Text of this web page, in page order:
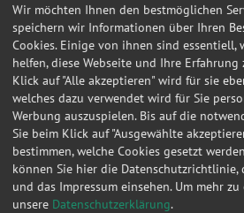
Wir möchten Ihnen den bestmöglichen
speichern wir Informationen über Ihren
Cookies. Einige von ihnen sind essentiell,
helfen, diese Webseite und Ihre Erfahrung
Klick auf "Alle akzeptieren" wird für sie
welches dazu verwendet wird für Sie
Werbung auszuspielen. Bis auf die
Sie beim Klick auf "Ausgewählte
bestimmen, welche Cookies gesetzt
können Sie hier die
und das Impressum einsehen. Um mehr
unsere Datenschutzerklärung.